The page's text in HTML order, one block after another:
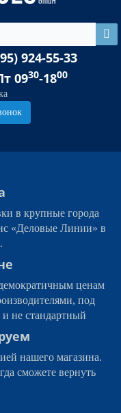
924-55-33
0930-1800
в крупные города
«Деловые Линии» в
ценам
под
не стандартный
нашего магазина.
сможете вернуть